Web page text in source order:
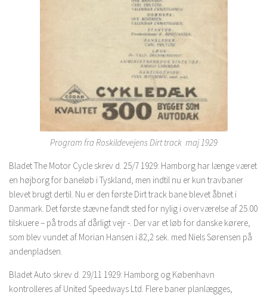
Program fra Roskildevejens Dirt track maj 1929
Bladet The Motor Cycle skrev d. 25/7 1929: Hamborg har længe været
en højborg for baneløb i Tyskland, men indtil nu er kun travbaner
blevet brugt dertil. Nu er den første Dirt track bane blevet åbnet i
Danmark. Det første stævne fandt sted for nylig i overværelse af 25.00
tilskuere – på trods af dårligt vejr -. Der var et løb for danske kørere,
som blev vundet af Morian Hansen i 82,2 sek. med Niels Sørensen på
andenpladsen.
Bladet Auto skrev d. 29/11 1929: Hamborg og København
kontrolleres af United Speedways Ltd. Flere baner planlægges,